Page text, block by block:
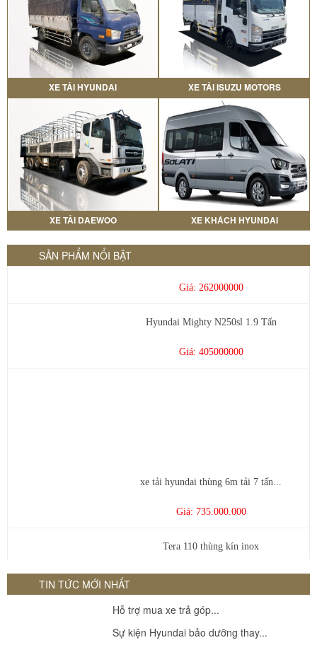
XE TẢI HYUNDAI XE TẢI ISUZU MOTORS
XE TẢI DAEWOO XE KHÁCH HYUNDAI
SẢN PHẨM NỔI BẬT
xe tải hyundai thùng 6m tải 7 tấn...
Giá: 735.000.000
Giá: 262000000
Hyundai Mighty N250sl 1.9 Tấn
Giá: 405000000
xe tải hyundai thùng 6m tải 7 tấn...
Giá: 735.000.000
Tera 110 thùng kín inox
Hyundai Mighty N250sl 1.9 Tấn
Giá: 405000000
TIN TỨC MỚI NHẤT
Hỗ trợ mua xe trả góp...
Sự kiện Hyundai bảo dưỡng thay...